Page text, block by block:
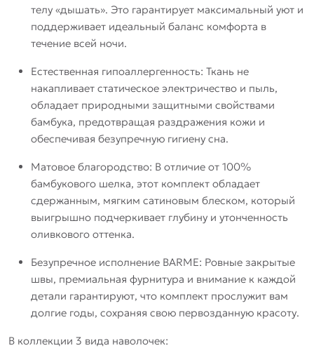
телу «дышать». Это гарантирует максимальный уют и
поддерживает идеальный баланс комфорта в
течение всей ночи.
Естественная гипоаллергенность: Ткань не
накапливает статическое электричество и пыль,
обладает природными защитными свойствами
бамбука, предотвращая раздражения кожи и
обеспечивая безупречную гигиену сна.
Матовое благородство: В отличие от 100%
бамбукового шелка, этот комплект обладает
сдержанным, мягким сатиновым блеском, который
выигрышно подчеркивает глубину и утонченность
оливкового оттенка.
Безупречное исполнение BARME: Ровные закрытые
швы, премиальная фурнитура и внимание к каждой
детали гарантируют, что комплект прослужит вам
долгие годы, сохраняя свою первозданную красоту.
В коллекции 3 вида наволочек: